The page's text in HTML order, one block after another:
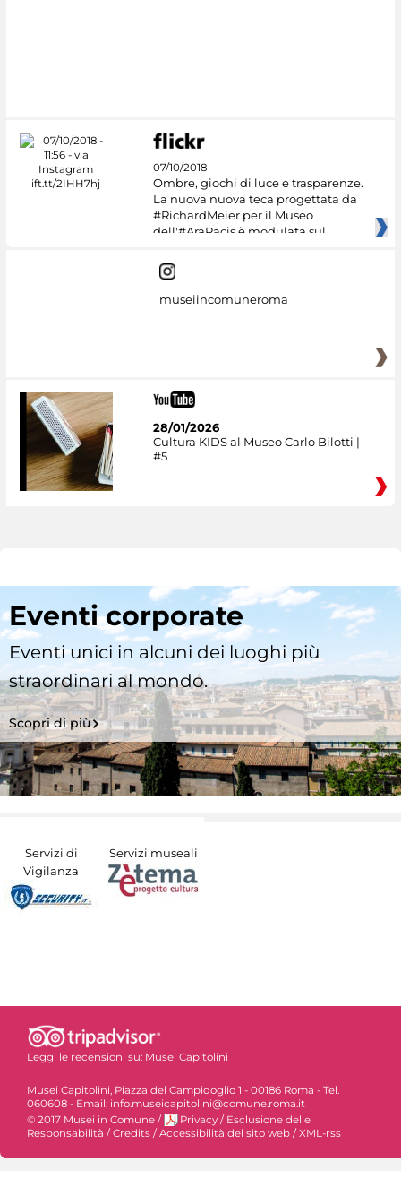
07/10/2018
Ombre, giochi di luce e trasparenze.
La nuova nuova teca progettata da
#RichardMeier per il Museo
dell'#AraPacis è modulata sul
museiincomuneroma
28/01/2026
Cultura KIDS al Museo Carlo Bilotti |
#5
Eventi corporate
Eventi unici in alcuni dei luoghi più
straordinari al mondo.
Scopri di più
Servizi di
Vigilanza
Servizi museali
Leggi le recensioni su: Musei Capitolini
Musei Capitolini, Piazza del Campidoglio 1 - 00186 Roma - Tel.
060608 - Email: info.museicapitolini@comune.roma.it
© 2017 Musei in Comune / Privacy / Esclusione delle
Responsabilità /Credits /Accessibilità del sito web /XML-rss